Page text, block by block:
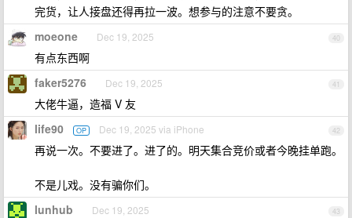
完货，让人接盘还得再拉一波。想参与的注意不要贪。
40
moeone Dec 19, 2025
有点东西啊
41
faker5276 Dec 19, 2025
大佬牛逼，造福 V 友
42
life90 OP Dec 19, 2025 via iPhone
再说一次。不要进了。进了的。明天集合竞价或者今晚挂单跑。
不是儿戏。没有骗你们。
43
lunhub Dec 19, 2025